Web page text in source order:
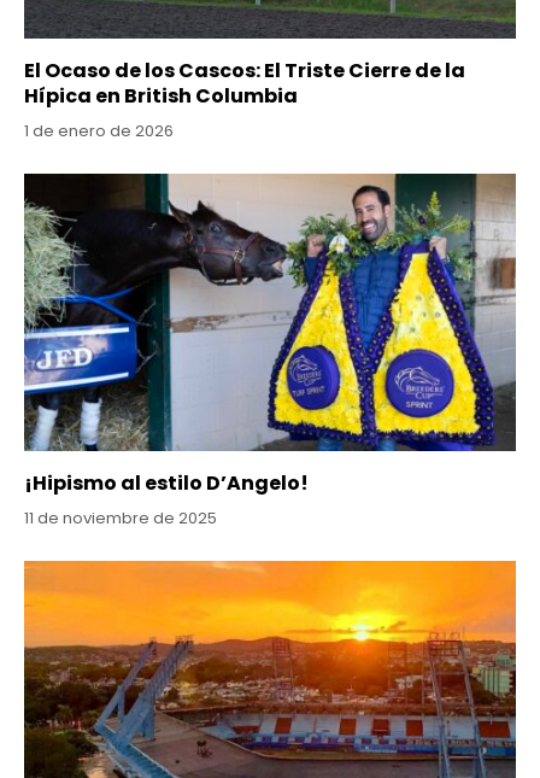
El Ocaso de los Cascos: El Triste Cierre de la
Hípica en British Columbia
1 de enero de 2026
¡Hipismo al estilo D’Angelo!
11 de noviembre de 2025